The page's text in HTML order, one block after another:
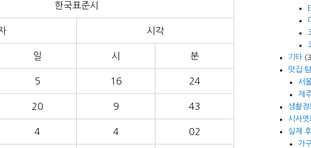
한국표준시
시각
일 시 분
5 16 24
20 9 43
4 4 02
기타
맛집
서
제
생활정
시사엿
실제 후
가